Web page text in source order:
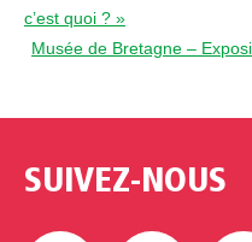
c’est quoi ? »
Musée de Bretagne –
SUIVEZ-NOUS
Facebook